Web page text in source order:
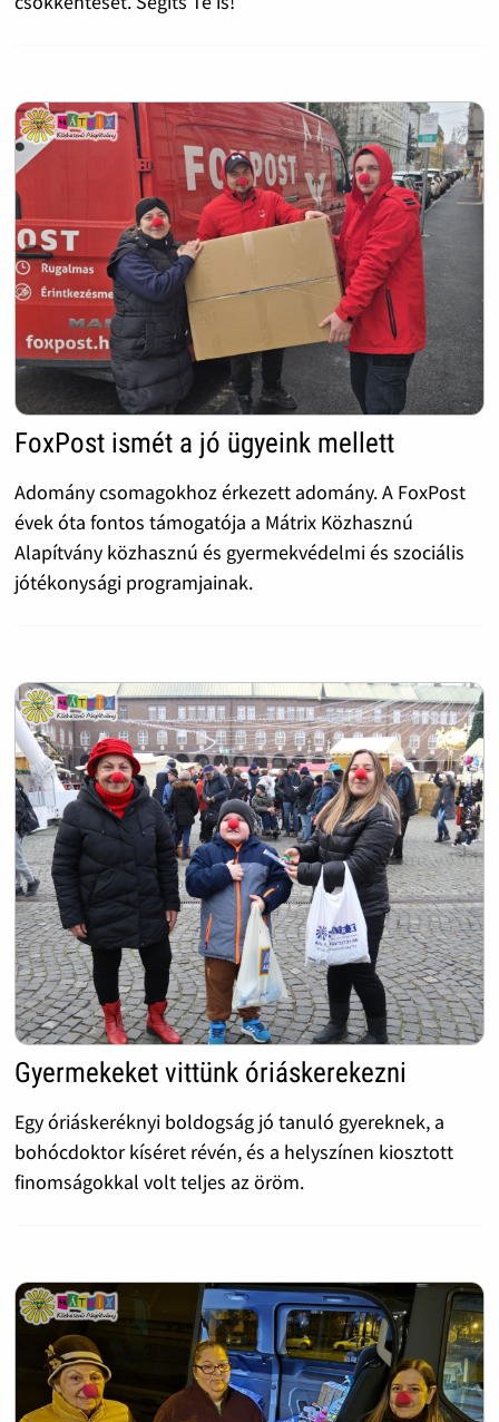
FoxPost ismét a jó ügyeink mellett
Adomány csomagokhoz érkezett adomány. A FoxPost
évek óta fontos támogatója a Mátrix Közhasznú
Alapítvány közhasznú és gyermekvédelmi és szociális
jótékonysági programjainak.
Gyermekeket vittünk óriáskerekezni
Egy óriáskeréknyi boldogság jó tanuló gyereknek, a
bohócdoktor kíséret révén, és a helyszínen kiosztott
finomságokkal volt teljes az öröm.